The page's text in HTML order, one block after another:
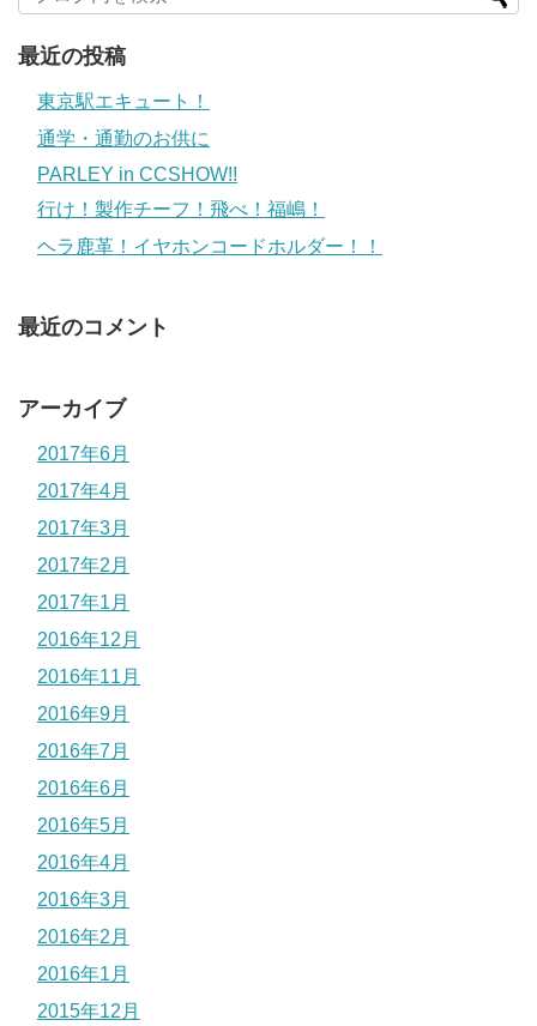
最近の投稿
東京駅エキュート！
通学・通勤のお供に
PARLEY in CCSHOW!!
行け！製作チーフ！飛べ！福嶋！
ヘラ鹿革！イヤホンコードホルダー！！
最近のコメント
アーカイブ
2017年6月
2017年4月
2017年3月
2017年2月
2017年1月
2016年12月
2016年11月
2016年9月
2016年7月
2016年6月
2016年5月
2016年4月
2016年3月
2016年2月
2016年1月
2015年12月